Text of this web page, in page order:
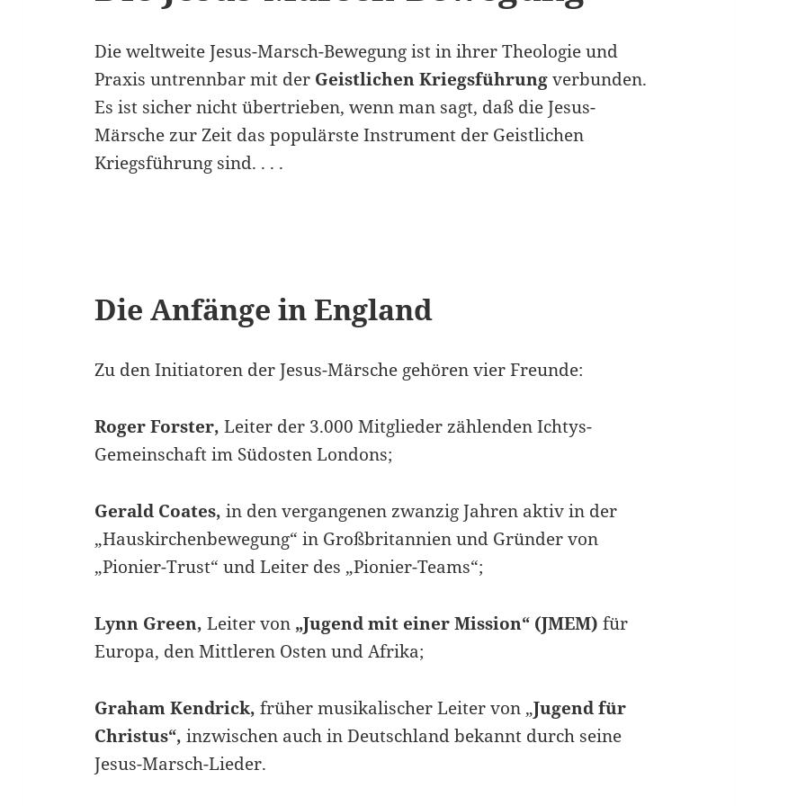
Die weltweite Jesus-Marsch-Bewegung ist in ihrer Theologie und
Praxis untrennbar mit der Geistlichen Kriegsführungverbunden.
Es ist sicher nicht übertrieben, wenn man sagt, daß die Jesus-
Märsche zur Zeit das populärste Instrument der Geistlichen
Kriegsführung sind. . . .
Die Anfänge in England
Zu den Initiatoren der Jesus-Märsche gehören vier Freunde:
Roger Forster,Leiter der 3.000 Mitglieder zählenden Ichtys-
Gemeinschaft im Südosten Londons;
Gerald Coates, in den vergangenen zwanzig Jahren aktiv in der
„Hauskirchenbewegung“ in Großbritannien und Gründer von
„Pionier-Trust“ und Leiter des „Pionier-Teams“;
Lynn Green,Leiter von „Jugend mit einer Mission“ (JMEM)für
Europa, den Mittleren Osten und Afrika;
Graham Kendrick, früher musikalischer Leiter von „Jugend für
Christus“, inzwischen auch in Deutschland bekannt durch seine
Jesus-Marsch-Lieder.